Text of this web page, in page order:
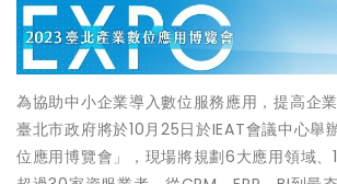
為協助中小企業導入數位服務應用，提高企
臺北市政府將於10月25日於IEAT會議中心舉
位應用博覽會」，現場將規劃6大應用領域、